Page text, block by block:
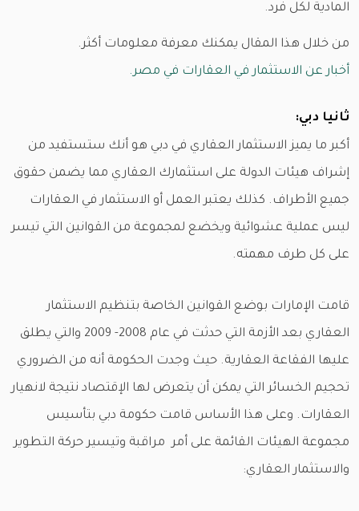
المادية لكل فرد.
من خلال هذا المقال يمكنك معرفة معلومات أكثر.
أخبار عن الاستثمار في العقارات في مصر.
ثانيا دبي:
أكبر ما يميز الاستثمار العقاري في دبي هو أنك ستستفيد من
إشراف هيئات الدولة على استثمارك العقاري مما يضمن حقوق
جميع الأطراف. كذلك يعتبر العمل أو الاستثمار في العقارات
ليس عملية عشوائية ويخضع لمجموعة من القوانين التي تيسر
على كل طرف مهمته.
قامت الإمارات بوضع القوانين الخاصة بتنظيم الاستثمار
العقاري بعد الأزمة التي حدثت في عام 2008- 2009 والتي يطلق
عليها الفقاعة العقارية. حيث وجدت الحكومة أنه من الضروري
تحجيم الخسائر التي يمكن أن يتعرض لها الإقتصاد نتيجة لانهيار
العقارات. وعلى هذا الأساس قامت حكومة دبي بتأسيس
مجموعة الهيئات القائمة على أمر مراقبة وتيسير حركة التطوير
والاستثمار العقاري: